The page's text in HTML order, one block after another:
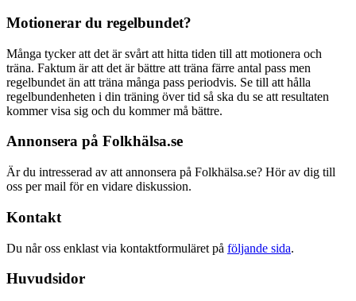
Motionerar du regelbundet?
Många tycker att det är svårt att hitta tiden till att motionera och
träna. Faktum är att det är bättre att träna färre antal pass men
regelbundet än att träna många pass periodvis. Se till att hålla
regelbundenheten i din träning över tid så ska du se att resultaten
kommer visa sig och du kommer må bättre.
Annonsera på Folkhälsa.se
Är du intresserad av att annonsera på Folkhälsa.se? Hör av dig till
oss per mail för en vidare diskussion.
Kontakt
Du når oss enklast via kontaktformuläret på följande sida.
Huvudsidor